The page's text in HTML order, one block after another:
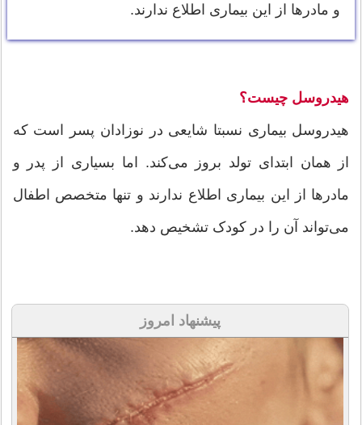
و مادر‌ها از این بیماری اطلاع ندارند.
هیدروسل چیست؟
هیدروسل بیماری نسبتا شایعی در نوزادان پسر است که
از همان ابتدای تولد بروز می‌کند. اما بسیاری از پدر و
مادر‌ها از این بیماری اطلاع ندارند و تنها متخصص اطفال
می‌تواند آن را در کودک تشخیص دهد.
پیشنهاد امروز